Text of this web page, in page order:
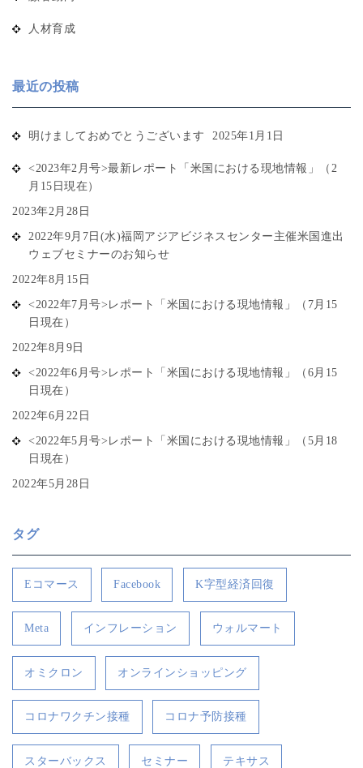
人材育成
最近の投稿
明けましておめでとうございます 2025年1月1日
<2023年2月号>最新レポート「米国における現地情報」（2
月15日現在）
2023年2月28日
2022年9月7日(水)福岡アジアビジネスセンター主催米国進出
ウェブセミナーのお知らせ
2022年8月15日
<2022年7月号>レポート「米国における現地情報」（7月15
日現在）
2022年8月9日
<2022年6月号>レポート「米国における現地情報」（6月15
日現在）
2022年6月22日
<2022年5月号>レポート「米国における現地情報」（5月18
日現在）
2022年5月28日
タグ
Eコマース Facebook K字型経済回復
Meta インフレーション ウォルマート
オミクロン オンラインショッピング
コロナワクチン接種 コロナ予防接種
スターバックス セミナー テキサス